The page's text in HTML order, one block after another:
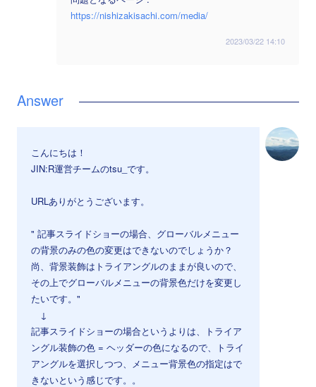
https://nishizakisachi.com/media/
2023/03/22 14:10
こんにちは！
JIN:R運営チームのtsu_です。
URLありがとうございます。
" 記事スライドショーの場合、グローバルメニュー
の背景のみの色の変更はできないのでしょうか？
尚、背景装飾はトライアングルのままが良いので、
その上でグローバルメニューの背景色だけを変更し
たいです。"
↓
記事スライドショーの場合というよりは、トライア
ングル装飾の色 = ヘッダーの色になるので、トライ
アングルを選択しつつ、メニュー背景色の指定はで
きないという感じです。。